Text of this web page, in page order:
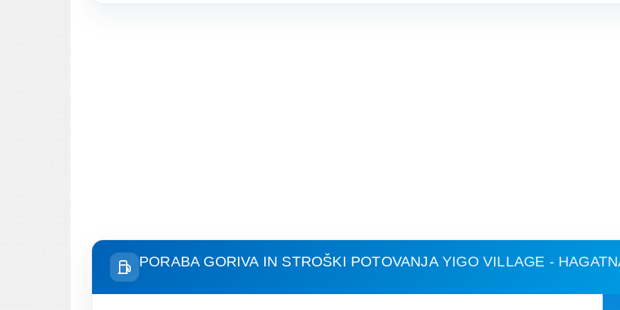
PORABA GORIVA IN STROŠKI POTOVANJA YIGO VILLAGE -